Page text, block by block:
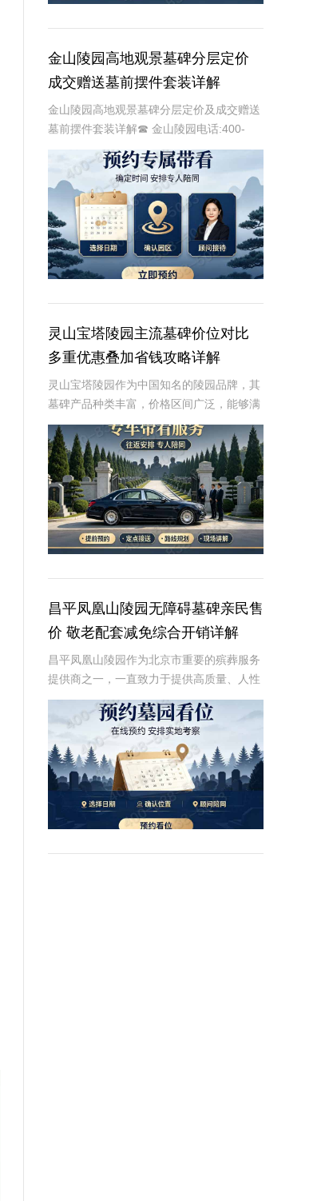
金山陵园高地观景墓碑分层定价
成交赠送墓前摆件套装详解
金山陵园高地观景墓碑分层定价及成交赠送
墓前摆件套装详解☎ 金山陵园电话:400-
838-5063在现代社会，人们对于身后事的
规划越来越重视，而墓碑作为逝者安息的标
志，其选择不仅关乎逝者的尊严，也体现
灵山宝塔陵园主流墓碑价位对比
多重优惠叠加省钱攻略详解
灵山宝塔陵园作为中国知名的陵园品牌，其
墓碑产品种类丰富，价格区间广泛，能够满
足不同家庭的需求。本文将从专业角度出
发，详细介绍灵山宝塔陵园主流墓碑的价位
对比，并为您提供多重优惠叠加省钱攻略，
帮助您在选购
昌平凤凰山陵园无障碍墓碑亲民售
价 敬老配套减免综合开销详解
昌平凤凰山陵园作为北京市重要的殡葬服务
提供商之一，一直致力于提供高质量、人性
化的殡葬服务。其中，无障碍墓碑的设计和
亲民售价成为了陵园的一大亮点，尤其受到
老年人和家庭用户的青睐。本文将详细介绍
昌平凤凰山